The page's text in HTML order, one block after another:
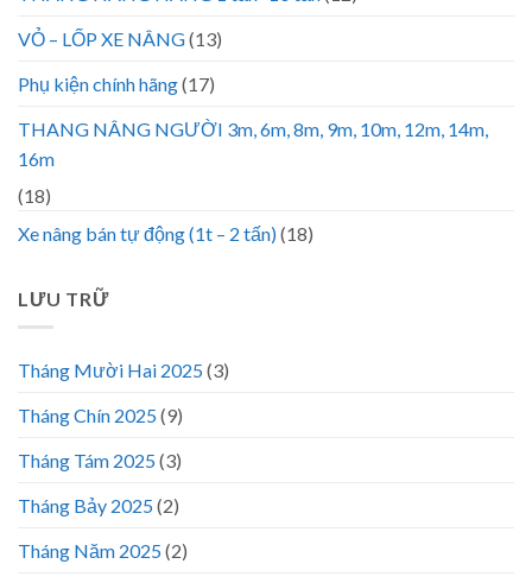
VỎ – LỐP XE NÂNG(13)
Phụ kiện chính hãng(17)
THANG NÂNG NGƯỜI 3m, 6m, 8m, 9m, 10m, 12m, 14m,
16m
(18)
Xe nâng bán tự động (1t – 2 tấn)(18)
LƯU TRỮ
Tháng Mười Hai 2025(3)
Tháng Chín 2025(9)
Tháng Tám 2025(3)
Tháng Bảy 2025(2)
Tháng Năm 2025(2)